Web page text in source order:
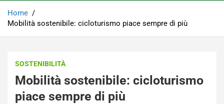
Home
Mobilità sostenibile: cicloturismo piace sempre di più
SOSTENIBILITÀ
Mobilità sostenibile: cicloturismo
piace sempre di più